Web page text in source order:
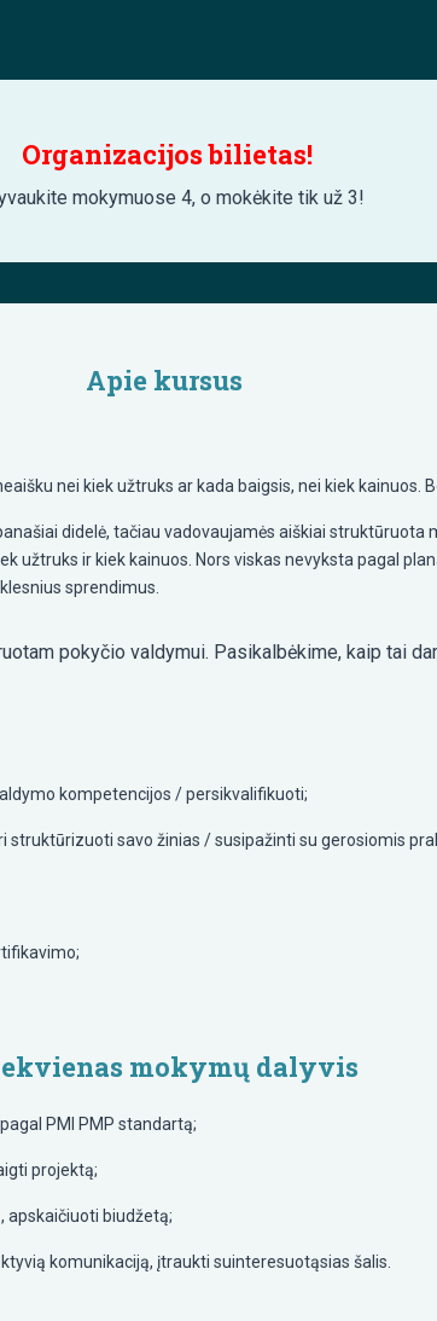
Organizacijos bilietas!
mokymuose 4, o mokėkite tik už 3!
Apie kursus
nei kiek užtruks ar kada baigsis, nei kiek kainuos.
didelė, tačiau vadovaujamės aiškiai
užtruks ir kiek kainuos. Nors viskas nevyksta pagal
sprendimus.
pokyčio valdymui. Pasikalbėkime, kaip tai
kompetencijos / persikvalifikuoti;
struktūrizuoti savo žinias / susipažinti su gerosiomis
mokymų dalyvis
PMI PMP standartą;
projektą;
apskaičiuoti biudžetą;
komunikaciją, įtraukti suinteresuotąsias šalis.